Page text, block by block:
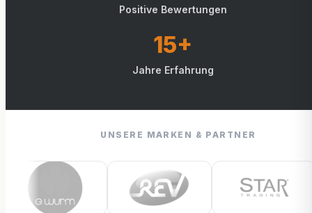
Positive Bewertungen
15+
Jahre Erfahrung
UNSERE MARKEN & PARTNER